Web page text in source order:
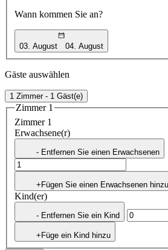
Wann kommen Sie an?
03. August 04. August
Gäste auswählen
1 Zimmer - 1 Gäst(e)
Zimmer 1
Zimmer 1
Erwachsene(r)
- Entfernen Sie einen Erwachsenen
+Fügen Sie einen Erwachsenen hinzu
Kind(er)
- Entfernen Sie ein Kind
+Füge ein Kind hinzu